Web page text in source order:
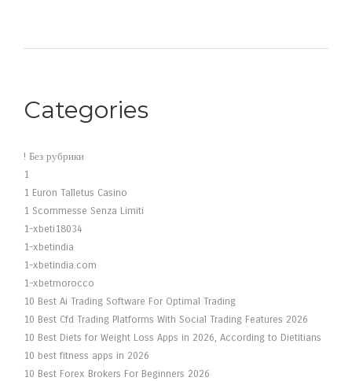
Categories
! Без рубрики
1
1 Euron Talletus Casino
1 Scommesse Senza Limiti
1-xbeti18034
1-xbetindia
1-xbetindia.com
1-xbetmorocco
10 Best Ai Trading Software For Optimal Trading
10 Best Cfd Trading Platforms With Social Trading Features 2026
10 Best Diets for Weight Loss Apps in 2026, According to Dietitians
10 best fitness apps in 2026
10 Best Forex Brokers For Beginners 2026